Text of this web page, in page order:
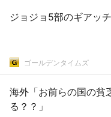
ジョジョ5部のギアッ
ゴールデンタイムズ
海外「お前らの国の貧
る？？」